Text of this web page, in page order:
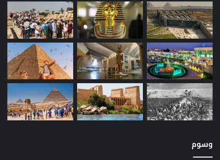
وسوم